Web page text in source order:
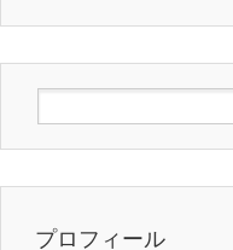
プロフィール